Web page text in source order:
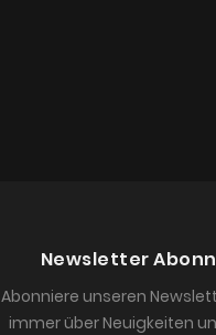
Newsletter
Abonniere unseren
immer über Neuigkeiten